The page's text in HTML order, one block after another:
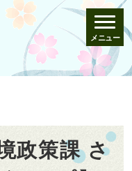
メニュー
政策課 さ